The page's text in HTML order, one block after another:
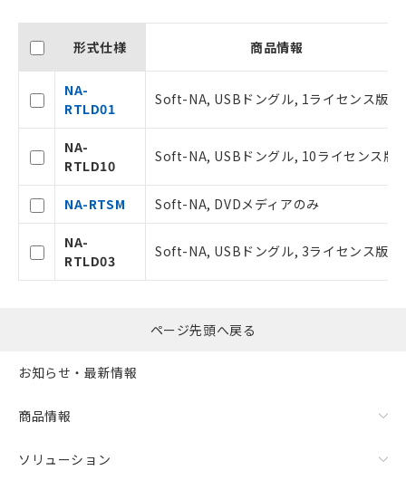
形式仕様 商品情報
NA-
RTLD01
Soft-NA, USBドングル, 1ライセンス版
NA-
RTLD10
Soft-NA, USBドングル, 10ライセンス版
NA-RTSM Soft-NA, DVDメディアのみ
NA-
RTLD03
Soft-NA, USBドングル, 3ライセンス版
ページ先頭へ戻る
お知らせ・最新情報
商品情報
ソリューション
記
説明
○ 一定数以上の在庫あり
一定数には満たないが在庫あり
－
在庫なし(最新の在庫状況につ
いては、お客様のお取引先、ま
ご利用ください。
本サービスは、当社制御機器事業取扱
商品の当社在庫状況および標準価格(税
抜)を提供させていただくものです。
当社制御機器事業取扱商品の中には、
本サービスの対象外となる商品もある
ことをご了承ください。
在庫状況および標準価格照会結果は、
記載している更新日時点での社内デー
タに基づき作成されるものであり、閲
覧された時点での実際の在庫および標
準価格とは異なる場合があることをご
了承ください。
正式な納期状況および標準価格はお客
ムロン制御機器販売店・当社販売員に
ご相談ください。
点は「
示しないようお願いします。